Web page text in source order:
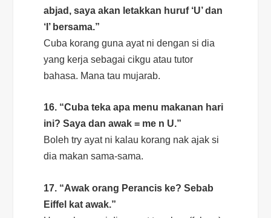
abjad, saya akan letakkan huruf ‘U’ dan
‘I’ bersama.”
Cuba korang guna ayat ni dengan si dia
yang kerja sebagai cikgu atau tutor
bahasa. Mana tau mujarab.
16. “Cuba teka apa menu makanan hari
ini? Saya dan awak = me n U.”
Bolehtry ayat ni kalau korang nak ajak si
dia makan sama-sama.
17. “Awak orang Perancis ke? Sebab
Eiffel kat awak.”